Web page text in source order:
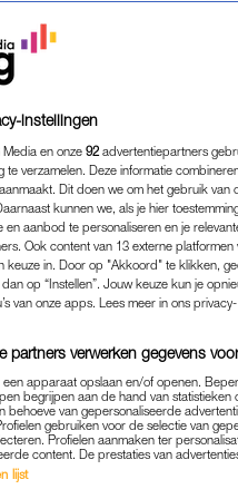
BESTE
16-11-2024 |
in Antwerpen is een
instellingen
en onze 92 advertentiepartners
te verzamelen. Deze informatie
Dit doen we om het gebruik van
kunnen we, als je hier
en aanbod te personaliseren en je
Ook content van 13 externe
keuze in. Door op "Akkoord" te klikken,
op “Instellen”. Jouw keuze kun je
van onze apps. Lees meer in ons
partners verwerken gegevens
apparaat opslaan en/of openen.
begrijpen aan de hand van
behoeve van gepersonaliseerde
gebruiken voor de selectie van
Profielen aanmaken ter
content. De prestaties van
lijst